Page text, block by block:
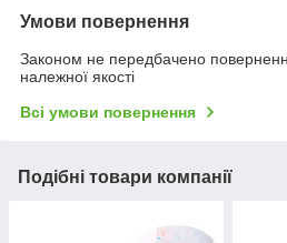
Умови повернення
Законом не передбачено
належної якості
Всі умови повернення
Подібні товари компанії